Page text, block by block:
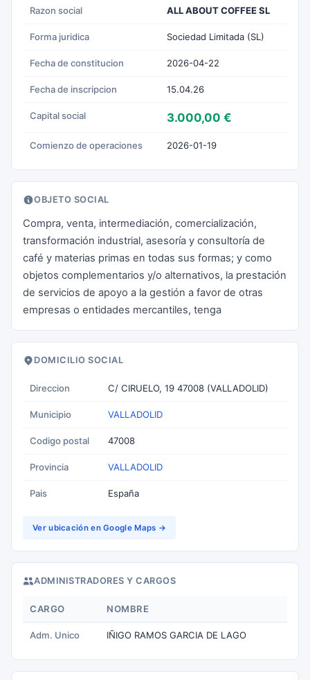
Razon social ALL ABOUT COFFEE SL
Forma juridica Sociedad Limitada (SL)
Fecha de constitucion 2026-04-22
Fecha de inscripcion 15.04.26
Capital social 3.000,00 €
Comienzo de operaciones 2026-01-19
OBJETO SOCIAL
Compra, venta, intermediación, comercialización,
transformación industrial, asesoría y consultoría de
café y materias primas en todas sus formas; y como
objetos complementarios y/o alternativos, la prestación
de servicios de apoyo a la gestión a favor de otras
empresas o entidades mercantiles, tenga
DOMICILIO SOCIAL
Direccion C/ CIRUELO, 19 47008 (VALLADOLID)
Municipio VALLADOLID
Codigo postal 47008
Provincia VALLADOLID
Pais España
Ver ubicación en Google Maps →
ADMINISTRADORES Y CARGOS
CARGO NOMBRE
Adm. Unico IÑIGO RAMOS GARCIA DE LAGO